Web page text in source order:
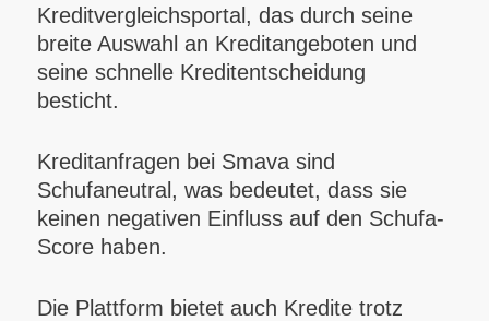
Kreditvergleichsportal, das durch seine
breite Auswahl an Kreditangeboten und
seine schnelle Kreditentscheidung
besticht.
Kreditanfragen bei Smava sind
Schufaneutral, was bedeutet, dass sie
keinen negativen Einfluss auf den Schufa-
Score haben.
Die Plattform bietet auch Kredite trotz